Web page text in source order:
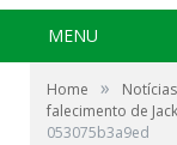
MENU
Home » Notícias
falecimento de
053075b3a9ed